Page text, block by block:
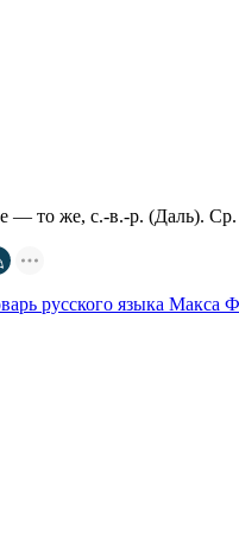
— то же, с.-в.-р. (Даль). Ср.
русского языка Макса